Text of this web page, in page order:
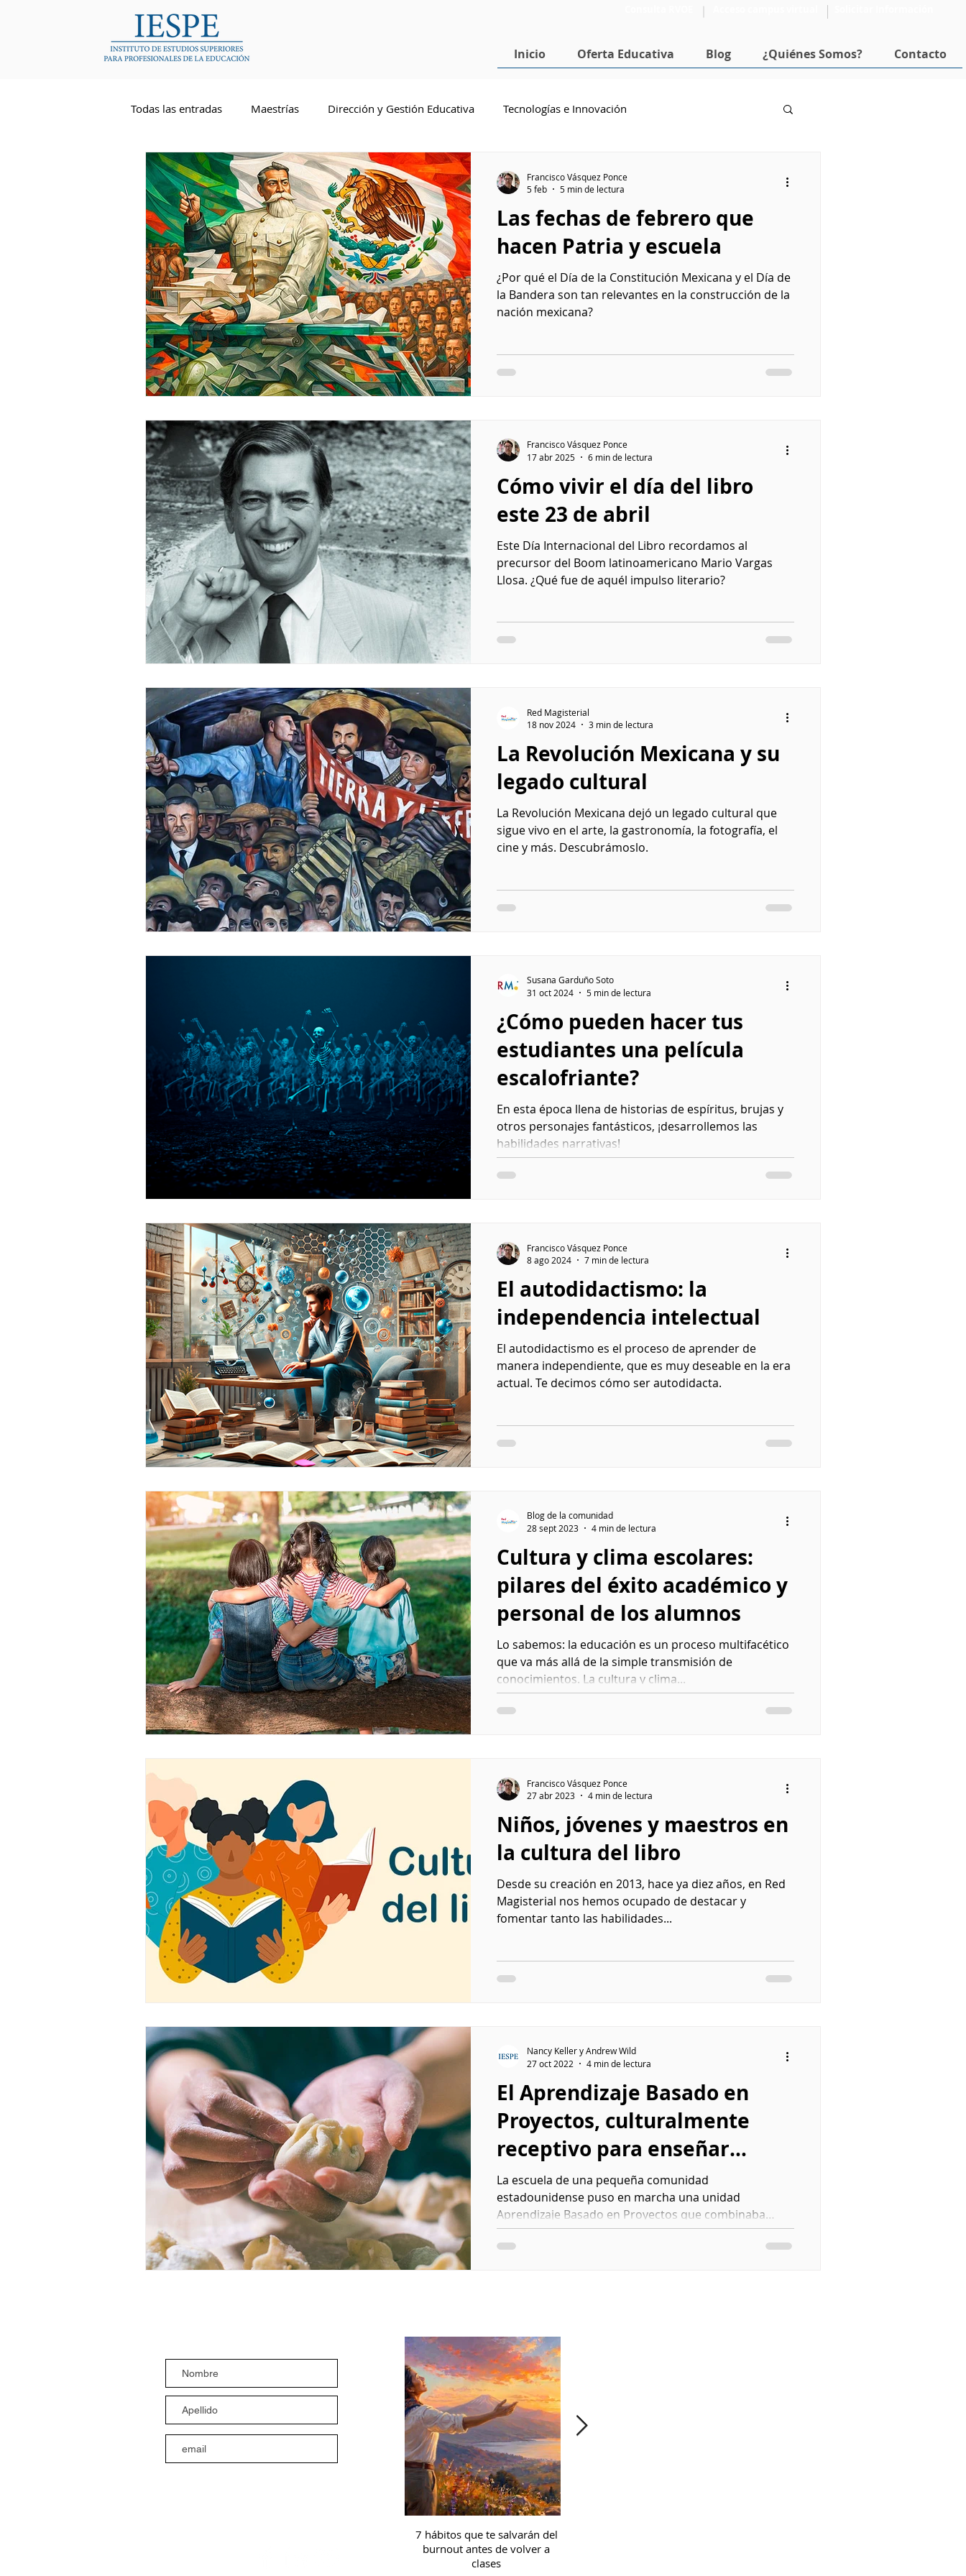
Inicio Oferta Educativa Blog ¿Quiénes Somos? Contacto
Todas las entradas Maestrías Dirección y Gestión Educativa Tecnologías e Innovación
Competencias Docentes Licenciatura en Pedagogía Doctorado en Educación
Inglés
Las fechas de febrero que
hacen Patria y escuela
¿Por qué el Día de la Constitución Mexicana y el Día de
la Bandera son tan relevantes en la construcción de la
nación mexicana?
Francisco Vásquez Ponce
5 feb
5 min de lectura
Cómo vivir el día del libro
este 23 de abril
Este Día Internacional del Libro recordamos al
precursor del Boom latinoamericano Mario Vargas
Llosa. ¿Qué fue de aquél impulso literario?
Francisco Vásquez Ponce
17 abr 2025
6 min de lectura
La Revolución Mexicana y su
legado cultural
La Revolución Mexicana dejó un legado cultural que
sigue vivo en el arte, la gastronomía, la fotografía, el
cine y más. Descubrámoslo.
Red Magisterial
18 nov 2024
3 min de lectura
¿Cómo pueden hacer tus
estudiantes una película
escalofriante?
En esta época llena de historias de espíritus, brujas y
otros personajes fantásticos, ¡desarrollemos las
habilidades narrativas!
Susana Garduño Soto
31 oct 2024
5 min de lectura
El autodidactismo: la
independencia intelectual
El autodidactismo es el proceso de aprender de
manera independiente, que es muy deseable en la era
actual. Te decimos cómo ser autodidacta.
Francisco Vásquez Ponce
8 ago 2024
7 min de lectura
Cultura y clima escolares:
pilares del éxito académico y
personal de los alumnos
Lo sabemos: la educación es un proceso multifacético
que va más allá de la simple transmisión de
conocimientos. La cultura y clima...
Blog de la comunidad
28 sept 2023
4 min de lectura
Niños, jóvenes y maestros en
la cultura del libro
Desde su creación en 2013, hace ya diez años, en Red
Magisterial nos hemos ocupado de destacar y
fomentar tanto las habilidades...
Francisco Vásquez Ponce
27 abr 2023
4 min de lectura
El Aprendizaje Basado en
Proyectos, culturalmente
receptivo para enseñar
habilidades básicas
La escuela de una pequeña comunidad
estadounidense puso en marcha una unidad
Aprendizaje Basado en Proyectos que combinaba
ciencias,...
Nancy Keller y Andrew Wild
27 oct 2022
4 min de lectura
7 hábitos que te salvarán del
burnout antes de volver a
clases